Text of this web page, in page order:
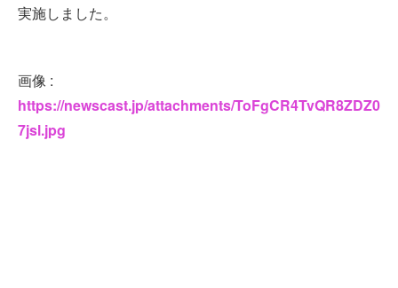
実施しました。
画像 :
https://newscast.jp/attachments/ToFgCR4TvQR8ZDZ0
7jsl.jpg